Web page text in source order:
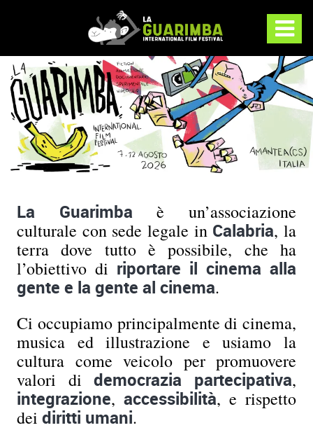
La Guarimba è un’associazione
culturale con sede legale in Calabria, la
terra dove tutto è possibile, che ha
l’obiettivo di riportare il cinema alla
gente e la gente al cinema.
Ci occupiamo principalmente di cinema,
musica ed illustrazione e usiamo la
cultura come veicolo per promuovere
valori didemocrazia partecipativa,
integrazione, accessibilità, e rispetto
dei diritti umani.